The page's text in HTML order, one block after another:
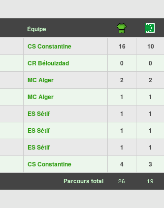
Équipe
CS Constantine 16 10
CR Bélouizdad 0 0
MC Alger 2 2
MC Alger 1 1
ES Sétif 1 1
ES Sétif 1 1
ES Sétif 1 1
CS Constantine 4 3
Parcours total 26 19